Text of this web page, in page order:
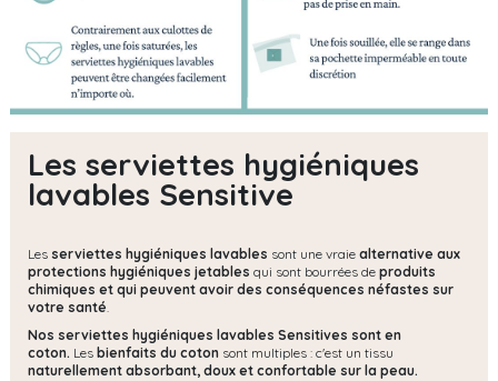
Les serviettes hygiéniques
lavables Sensitive
Les serviettes hygiéniques lavables sont une vraie alternative aux
protections hygiéniques jetables qui sont bourrées de produits
chimiques et qui peuvent avoir des conséquences néfastes sur
votre santé
Nos serviettes hygiéniques lavables Sensitives sont en
coton. Les bienfaits du coton sont multiples : c'est un tissu
naturellement absorbant, doux et confortable sur la peau.